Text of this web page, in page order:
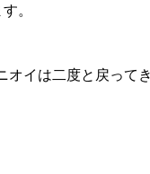
。
イは二度と戻ってき